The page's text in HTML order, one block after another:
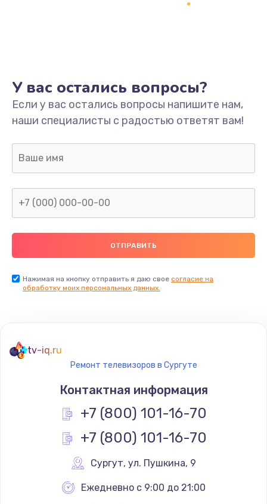
Не включается
1400 руб.
Заказать
Нет звука
800 руб.
Не видит флешку
400 руб.
Заказать
900 руб.
Заказать
900 руб.
Заказать
У вас остались вопросы?
Если у вас остались вопросы напишите нам,
наши специалисты с радостью ответят вам!
Нажимая на кнопку отправить я даю свое согласие на
обработку моих персональных данных.
tv-iq.ru
Ремонт телевизоров в Сургуте
Контактная информация
+7 (800) 101-16-70
+7 (800) 101-16-70
Сургут, ул. Пушкина, 9
Ежедневно с 9:00 до 21:00